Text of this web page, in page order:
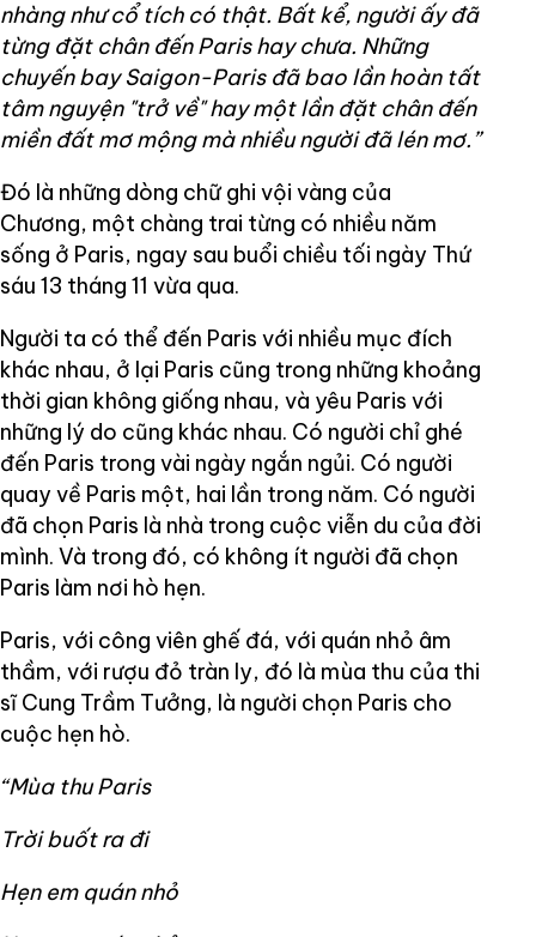
nhàng như cổ tích có thật. Bất kể, người ấy đã
từng đặt chân đến Paris hay chưa. Những
chuyến bay Saigon-Paris đã bao lần hoàn tất
tâm nguyện "trở về" hay một lần đặt chân đến
miền đất mơ mộng mà nhiều người đã lén mơ.”
Đó là những dòng chữ ghi vội vàng của
Chương, một chàng trai từng có nhiều năm
sống ở Paris, ngay sau buổi chiều tối ngày Thứ
sáu 13 tháng 11 vừa qua.
Người ta có thể đến Paris với nhiều mục đích
khác nhau, ở lại Paris cũng trong những khoảng
thời gian không giống nhau, và yêu Paris với
những lý do cũng khác nhau. Có người chỉ ghé
đến Paris trong vài ngày ngắn ngủi. Có người
quay về Paris một, hai lần trong năm. Có người
đã chọn Paris là nhà trong cuộc viễn du của đời
mình. Và trong đó, có không ít người đã chọn
Paris làm nơi hò hẹn.
Paris, với công viên ghế đá, với quán nhỏ âm
thầm, với rượu đỏ tràn ly, đó là mùa thu của thi
sĩ Cung Trầm Tưởng, là người chọn Paris cho
cuộc hẹn hò.
“Mùa thu Paris
Trời buốt ra đi
Hẹn em quán nhỏ